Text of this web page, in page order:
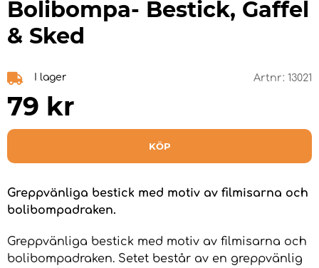
Bolibompa- Bestick, Gaffel
& Sked
I lager Artnr: 13021
79 kr
KÖP
Greppvänliga bestick med motiv av filmisarna och
bolibompadraken.
Greppvänliga bestick med motiv av filmisarna och
bolibompadraken. Setet består av en greppvänlig